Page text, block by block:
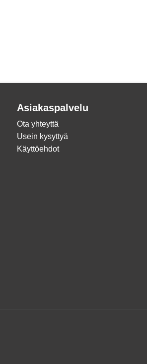
Asiakaspalvelu
Ota yhteyttä
Usein kysyttyä
Käyttöehdot